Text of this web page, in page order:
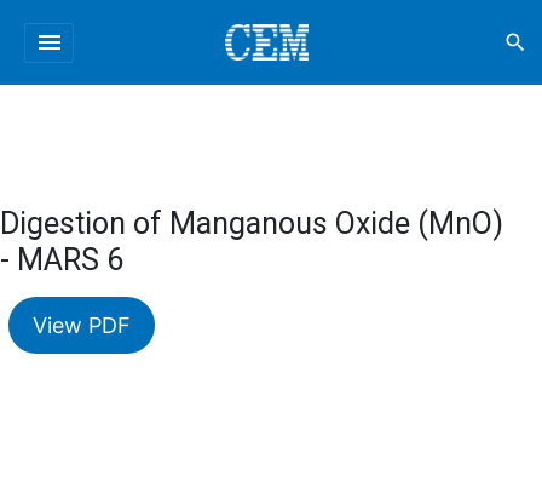
menu search
Digestion of Manganous Oxide (MnO)
- MARS 6
View PDF